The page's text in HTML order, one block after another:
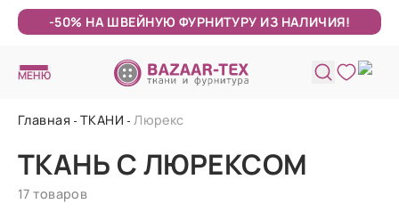
-50% НА ШВЕЙНУЮ ФУРНИТУРУ ИЗ НАЛИЧИЯ!
МЕНЮ
Главная ТКАНИ Люрекс
ТКАНЬ С ЛЮРЕКСОМ
17 товаров